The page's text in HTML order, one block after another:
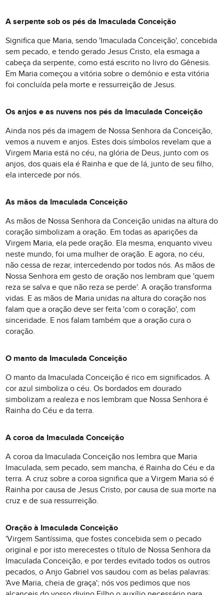
A serpente sob os pés da Imaculada Conceição
Significa que Maria, sendo 'Imaculada Conceição', concebida
sem pecado, e tendo gerado Jesus Cristo, ela esmaga a
cabeça da serpente, como está escrito no livro do Gênesis.
Em Maria começou a vitória sobre o demônio e esta vitória
foi concluída pela morte e ressurreição de Jesus.
Os anjos e as nuvens nos pés da Imaculada Conceição
Ainda nos pés da imagem de Nossa Senhora da Conceição,
vemos a nuvem e anjos. Estes dois símbolos revelam que a
Virgem Maria está no céu, na glória de Deus, junto com os
anjos, dos quais ela é Rainha e que de lá, junto de seu filho,
ela intercede por nós.
As mãos da Imaculada Conceição
As mãos de Nossa Senhora da Conceição unidas na altura do
coração simbolizam a oração. Em todas as aparições da
Virgem Maria, ela pede oração. Ela mesma, enquanto viveu
neste mundo, foi uma mulher de oração. E agora, no céu,
não cessa de rezar, intercedendo por todos nós. As mãos de
Nossa Senhora em gesto de oração nos lembram que 'quem
reza se salva e que não reza se perde'. A oração transforma
vidas. E as mãos de Maria unidas na altura do coração nos
falam que a oração deve ser feita 'com o coração', com
sinceridade. E nos falam também que a oração cura o
coração.
O manto da Imaculada Conceição
O manto da Imaculada Conceição é rico em significados. A
cor azul simboliza o céu. Os bordados em dourado
simbolizam a realeza e nos lembram que Nossa Senhora é
Rainha do Céu e da terra.
A coroa da Imaculada Conceição
A coroa da Imaculada Conceição nos lembra que Maria
Imaculada, sem pecado, sem mancha, é Rainha do Céu e da
terra. A cruz sobre a coroa significa que a Virgem Maria só é
Rainha por causa de Jesus Cristo, por causa de sua morte na
cruz e de sua ressurreição.
Oração à Imaculada Conceição
'Virgem Santíssima, que fostes concebida sem o pecado
original e por isto merecestes o título de Nossa Senhora da
Imaculada Conceição, e por terdes evitado todos os outros
pecados, o Anjo Gabriel vos saudou com as belas palavras:
'Ave Maria, cheia de graça'; nós vos pedimos que nos